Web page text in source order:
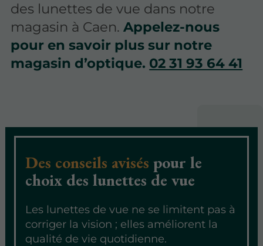
des lunettes de vue dans notre
magasin à Caen. Appelez-nous
pour en savoir plus sur notre
magasin d’optique. 02 31 93 64 41
Des conseils avisés pour le
choix des lunettes de vue
Les lunettes de vue ne se limitent pas à
corriger la vision ; elles améliorent la
qualité de vie quotidienne.